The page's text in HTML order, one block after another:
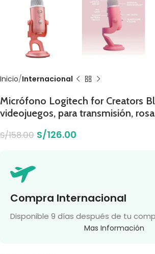
Inicio Internacional
Micrófono Logitech for Creators
videojuegos, para transmisión, rosa
S/158.00 S/126.00
Compra Internacional
Disponible 9 días después de tu
Mas Información